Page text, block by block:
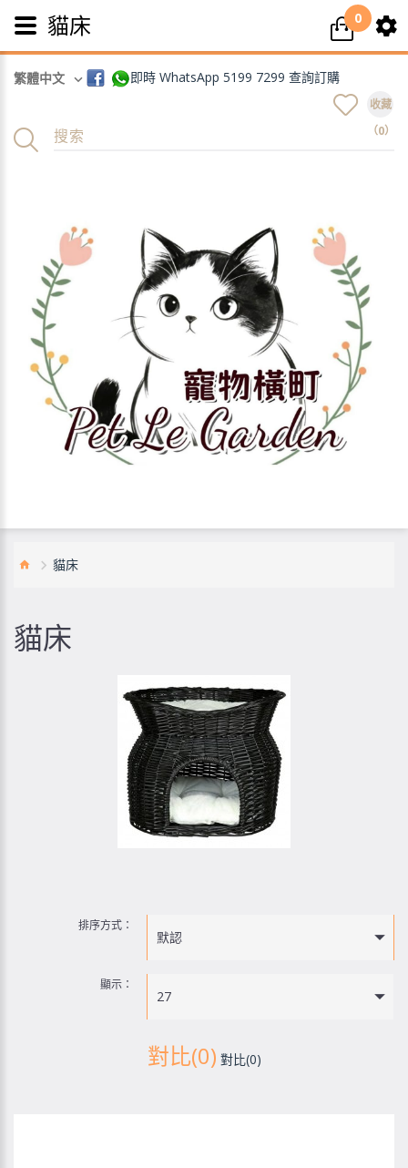
即時 WhatsApp 5199 7299 查詢訂購
繁體中文
0
收藏
（0）
貓床
貓床
排序方式：
默認
顯示：
27
對比(0) 對比(0)
貓床